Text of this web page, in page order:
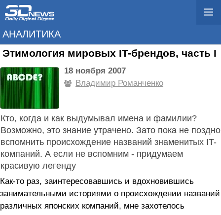
АНАЛИТИКА
Этимология мировых IT-брендов, часть I
18 ноября 2007
Владимир Романченко
Кто, когда и как выдумывал имена и фамилии?
Возможно, это знание утрачено. Зато пока не поздно
вспомнить происхождение названий знаменитых IT-
компаний. А если не вспомним - придумаем
красивую легенду
Как-то раз, заинтересовавшись и вдохновившись
занимательными историями о происхождении названий
различных японских компаний, мне захотелось